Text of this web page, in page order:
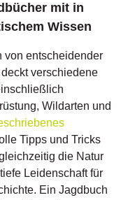
mit in
Wissen
von entscheidender
verschiedene
Wildarten und
Tipps und Tricks
die Natur
Leidenschaft für
Ein Jagdbuch